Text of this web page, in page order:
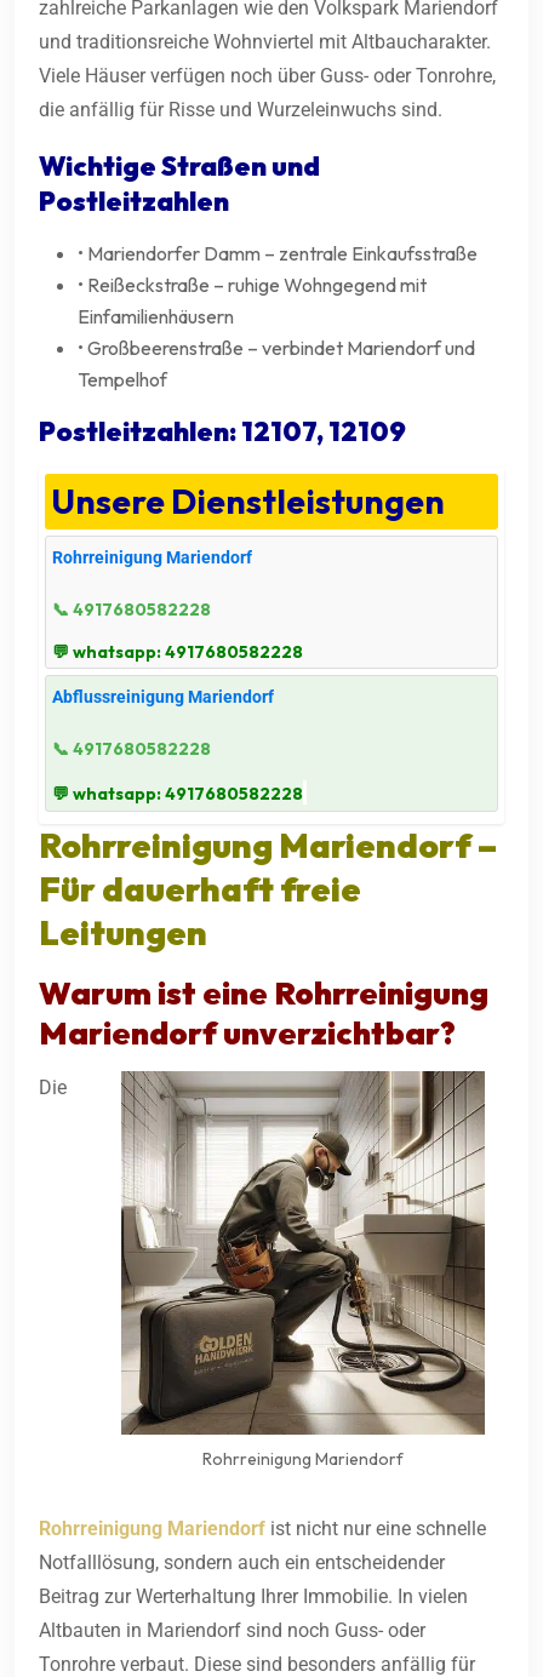
zahlreiche Parkanlagen wie den Volkspark Mariendorf
und traditionsreiche Wohnviertel mit Altbaucharakter.
Viele Häuser verfügen noch über Guss- oder Tonrohre,
die anfällig für Risse und Wurzeleinwuchs sind.
Wichtige Straßen und
Postleitzahlen
• Mariendorfer Damm – zentrale Einkaufsstraße
• Reißeckstraße – ruhige Wohngegend mit
Einfamilienhäusern
• Großbeerenstraße – verbindet Mariendorf und
Tempelhof
Postleitzahlen: 12107, 12109
Unsere Dienstleistungen
Rohrreinigung Mariendorf
📞 4917680582228
💬 whatsapp: 4917680582228
Abflussreinigung Mariendorf
📞 4917680582228
💬 whatsapp: 4917680582228
Rohrreinigung Mariendorf–
Für dauerhaft freie
Leitungen
Warum ist eine Rohrreinigung
Mariendorfunverzichtbar?
Rohrreinigung Mariendorf
Die
Rohrreinigung Mariendorf ist nicht nur eine schnelle
Notfalllösung, sondern auch ein entscheidender
Beitrag zur Werterhaltung Ihrer Immobilie. In vielen
Altbauten in Mariendorf sind noch Guss- oder
Tonrohre verbaut. Diese sind besonders anfällig für